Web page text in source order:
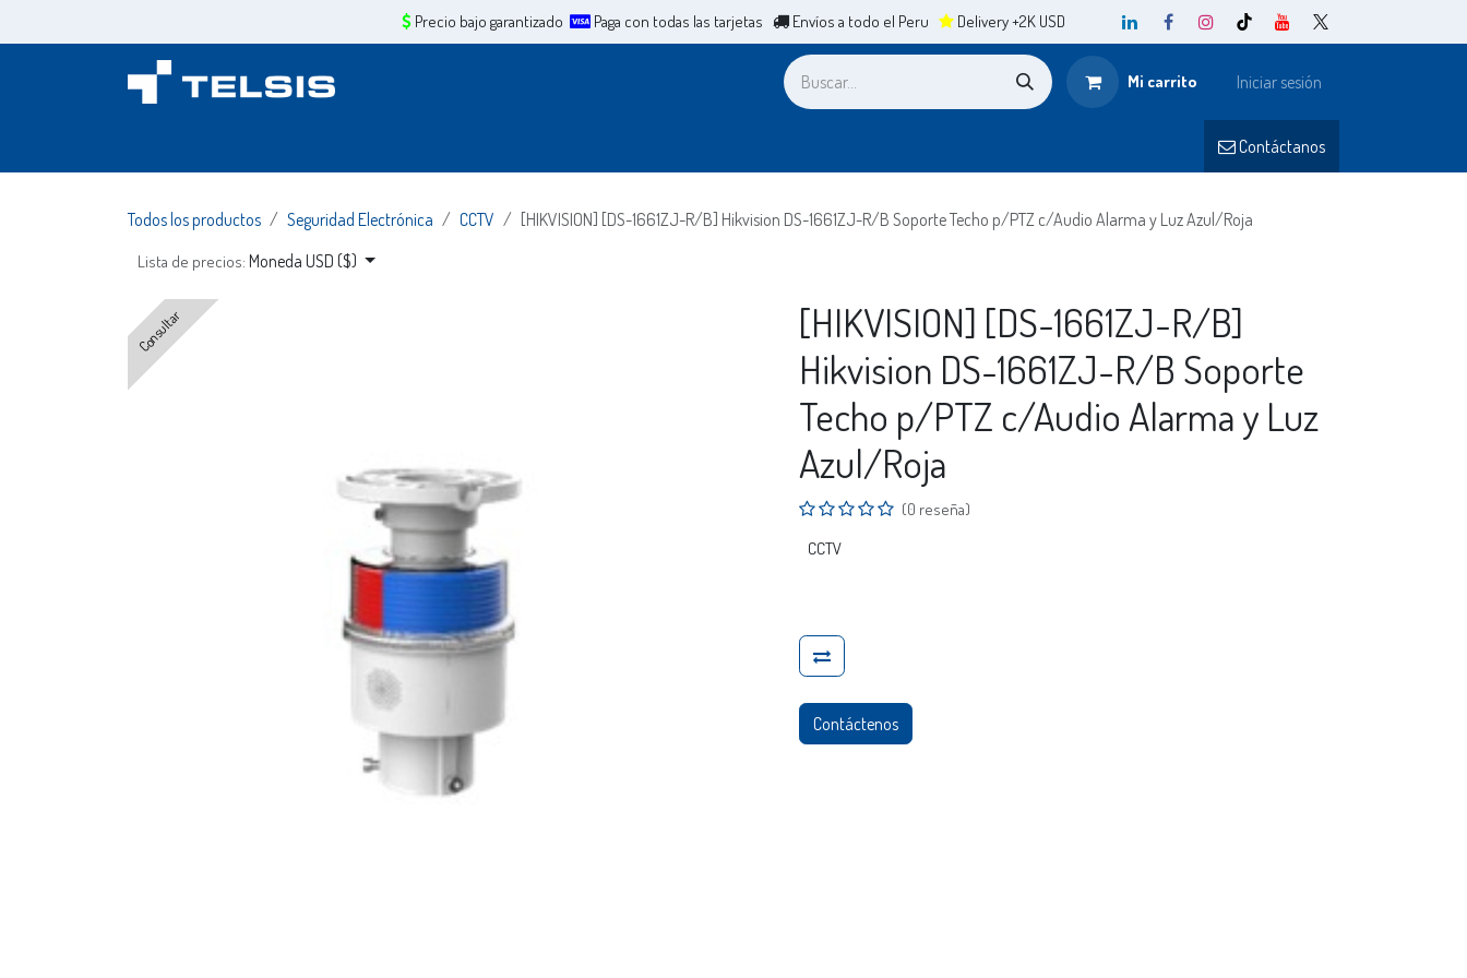
Precio bajo garantizado Paga con todas las tarjetas Envíos a todo el Peru Delivery +2K USD
Mi carrito Iniciar sesión
Contáctanos​​
Todos los productos Seguridad Electrónica CCTV [HIKVISION] [DS-1661ZJ-R/B] Hikvision DS-1661ZJ-R/B Soporte Techo p/PTZ c/Audio Alarma y Luz Azul/Roja
Lista de precios: Moneda USD ($)
Consultar
[HIKVISION] [DS-1661ZJ-R/B]
Hikvision DS-1661ZJ-R/B Soporte
Techo p/PTZ c/Audio Alarma y Luz
Azul/Roja
(0 reseña)
CCTV
Contáctenos